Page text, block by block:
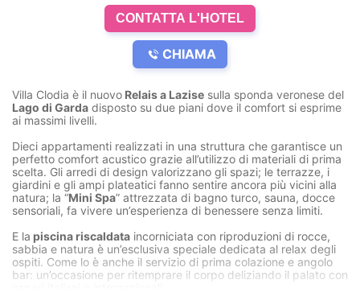
CONTATTA L'HOTEL
CHIAMA
Villa Clodia è il nuovo Relais a Lazise sulla sponda veronese del
Lago di Garda disposto su due piani dove il comfort si esprime
ai massimi livelli.
Dieci appartamenti realizzati in una struttura che garantisce un
perfetto comfort acustico grazie all’utilizzo di materiali di prima
scelta. Gli arredi di design valorizzano gli spazi; le terrazze, i
giardini e gli ampi plateatici fanno sentire ancora più vicini alla
natura; la “Mini Spa” attrezzata di bagno turco, sauna, docce
sensoriali, fa vivere un’esperienza di benessere senza limiti.
E la piscina riscaldata incorniciata con riproduzioni di rocce,
sabbia e natura è un’esclusiva speciale dedicata al relax degli
ospiti. Come lo è anche il servizio di prima colazione e angolo
bar: un’occasione per ritemprare il corpo deliziando il palato con